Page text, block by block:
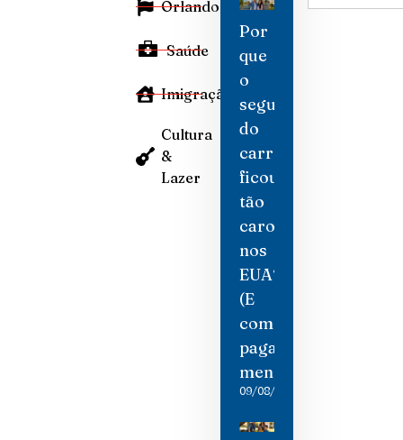
Orlando
Saúde
Imigração
Cultura
&
Lazer
Por
que
o
seguro
do
carro
ficou
tão
caro
nos
EUA?
(E
como
pagar
menos)
09/08/2026